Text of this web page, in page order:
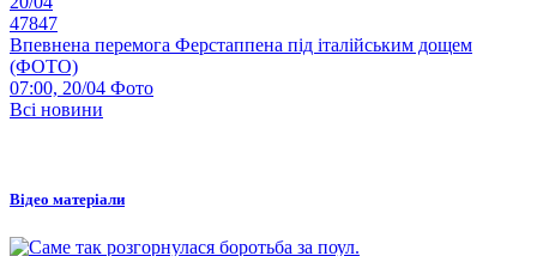
47847
Впевнена перемога Ферстаппена під італійським дощем
(ФОТО)
07:00, 20/04 Фото
Всі новини
Відео матеріали